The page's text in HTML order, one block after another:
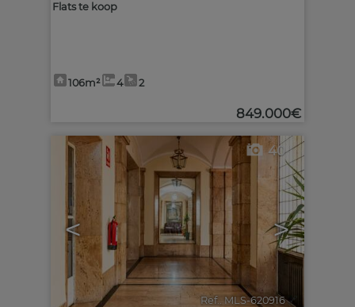
Flats te koop
106m² 4 2
849.000€
< >
40
Ref.. MLS-620916 🔗